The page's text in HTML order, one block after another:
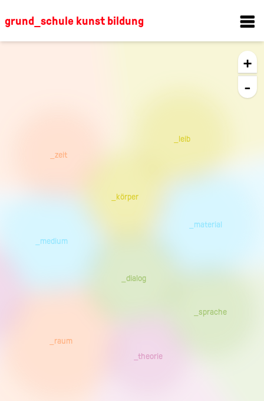
grund_schule kunst bildung
_material
_raum
_zeit
_dialog
_medium
_leib
_theorie
_körper
_sprache
+
-